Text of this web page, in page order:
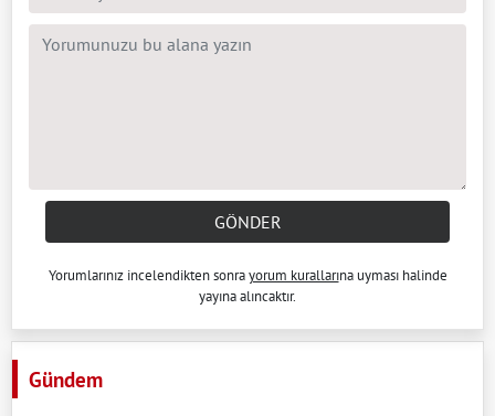
GÖNDER
Yorumlarınız incelendikten sonrayorum kurallarına uyması halinde
yayına alıncaktır.
Gündem